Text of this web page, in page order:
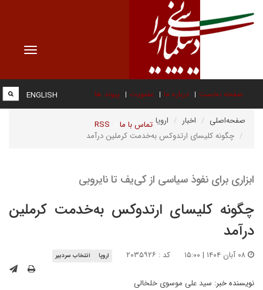
Toggle
صفحه نخست درباره ما عضویت پیوند ها
تماس با ما RSS
ENGLISH
صفحه‌اصلی اخبار
اروپا
چگونه کلیسای ارتدوکس به‌خدمت کرملین درآمد
ابزاری برای نفوذ سیاسی از کی‌یف تا نایروبی
چگونه کلیسای ارتدوکس به‌خدمت کرملین
درآمد
کد : ۲۰۳۵۹۲۶ اروپا انتخاب سردبیر
نویسنده خبر: سید علی موسوی خلخالی